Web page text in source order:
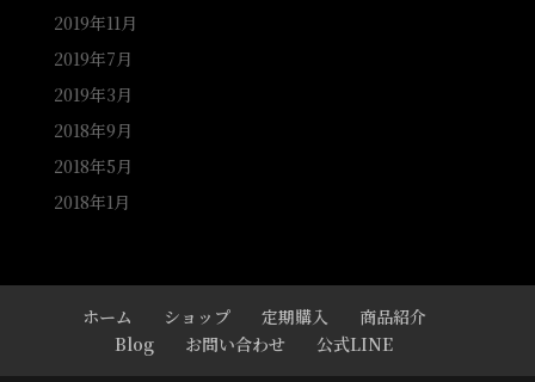
2019年11月
2019年7月
2019年3月
2018年9月
2018年5月
2018年1月
ホーム ショップ 定期購入
商品紹介
Blog
お問い合わせ 公式LINE